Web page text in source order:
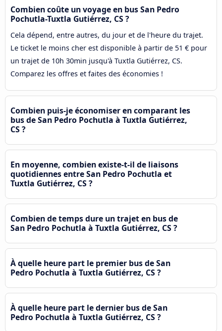
Combien coûte un voyage en bus San Pedro
Pochutla-Tuxtla Gutiérrez, CS ?
Cela dépend, entre autres, du jour et de l'heure du trajet.
Le ticket le moins cher est disponible à partir de 51 € pour
un trajet de 10h 30min jusqu'à Tuxtla Gutiérrez, CS.
Comparez les offres et faites des économies !
Combien puis-je économiser en comparant les
bus de San Pedro Pochutla à Tuxtla Gutiérrez,
CS ?
En moyenne, combien existe-t-il de liaisons
quotidiennes entre San Pedro Pochutla et
Tuxtla Gutiérrez, CS ?
Combien de temps dure un trajet en bus de
San Pedro Pochutla à Tuxtla Gutiérrez, CS ?
À quelle heure part le premier bus de San
Pedro Pochutla à Tuxtla Gutiérrez, CS ?
À quelle heure part le dernier bus de San
Pedro Pochutla à Tuxtla Gutiérrez, CS ?